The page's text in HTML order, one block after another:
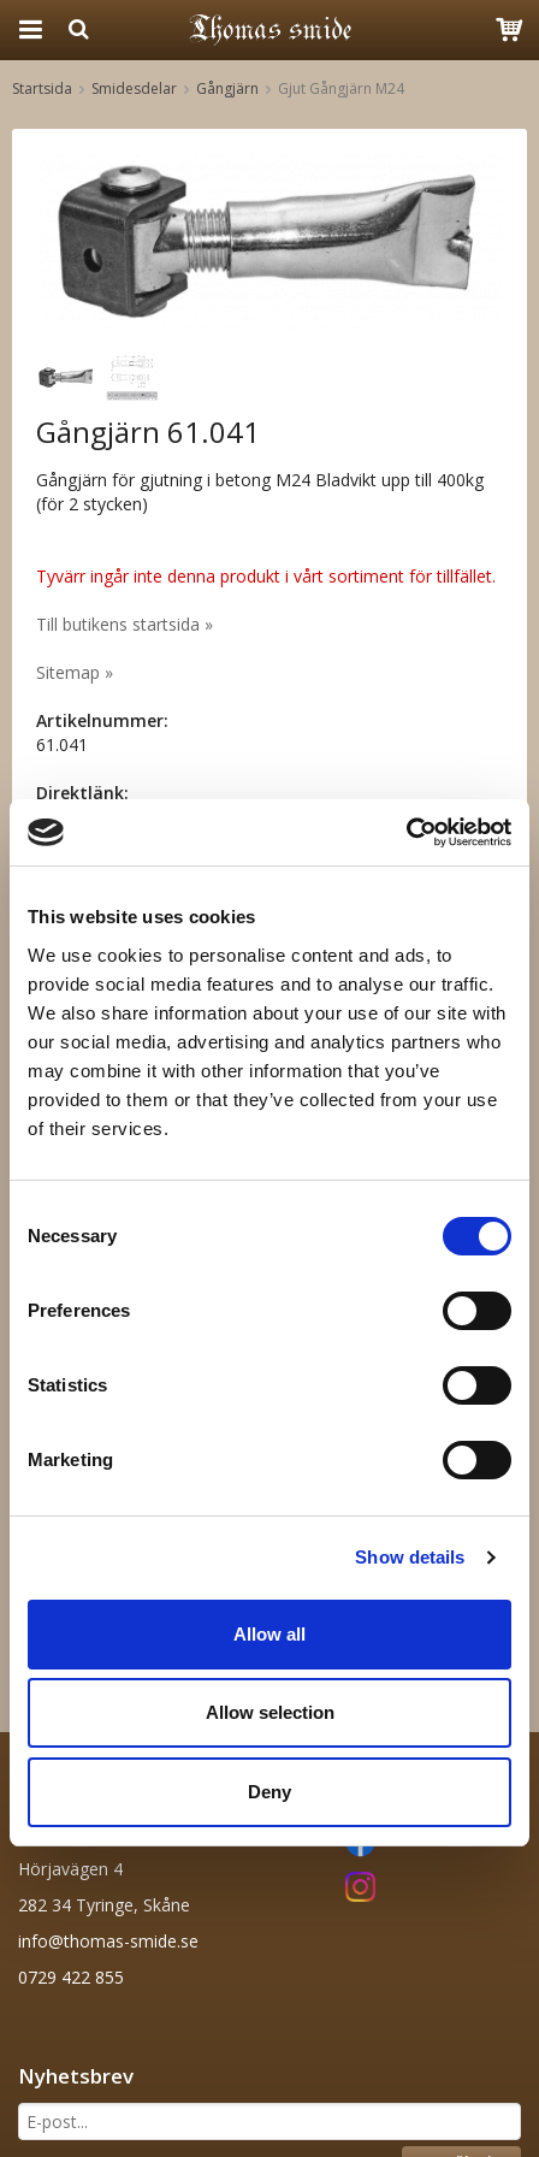
This website uses cookies
We use cookies to personalise content and ads, to
provide social media features and to analyse our traffic.
We also share information about your use of our site with
our social media, advertising and analytics partners who
may combine it with other information that you’ve
provided to them or that they’ve collected from your use
of their services.
Selection
Necessary
Preferences
Statistics
Marketing
Show details
Allow all
Allow selection
Deny
Startsida Smidesdelar Gångjärn Gjut Gångjärn M24
Gångjärn 61.041
Gångjärn för gjutning i betong M24 Bladvikt upp till 400kg
(för 2 stycken)
Tyvärr ingår inte denna produkt i vårt sortiment för tillfället.
Till butikens startsida »
Sitemap »
Artikelnummer:
61.041
Direktlänk:
Högerklicka och kopiera adressen
Andra har även köpt
10 kr
Info Köp
72 kr
Info Köp
Thomas Smide
Hörjavägen 4
282 34 Tyringe, Skåne
info@thomas-smide.se
0729 422 855
Nyhetsbrev